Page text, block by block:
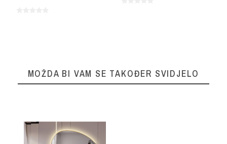
MOŽDA BI VAM SE TAKOĐER SVIDJELO